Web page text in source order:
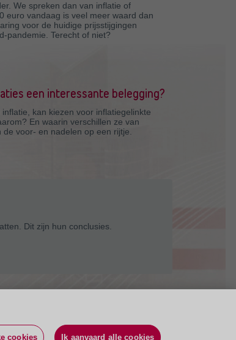
We spreken dan van inflatie of
euro vandaag is veel meer waard dan
voor de huidige prijsstijgingen
pandemie. Terecht of niet?
een interessante belegging?
kan kiezen voor inflatiegelinkte
En waarin verschillen ze van
voor- en nadelen op een rijtje.
Dit zijn hun conclusies.
cookies Ik aanvaard alle cookies